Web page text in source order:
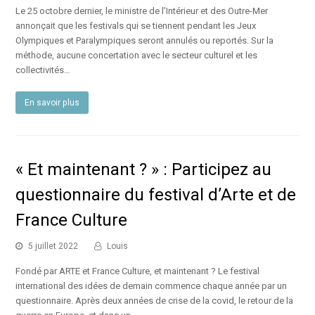
Le 25 octobre dernier, le ministre de l’Intérieur et des Outre-Mer
annonçait que les festivals qui se tiennent pendant les Jeux
Olympiques et Paralympiques seront annulés ou reportés. Sur la
méthode, aucune concertation avec le secteur culturel et les
collectivités…
En savoir plus
« Et maintenant ? » : Participez au
questionnaire du festival d’Arte et de
France Culture
5 juillet 2022 Louis
Fondé par ARTE et France Culture, et maintenant ? Le festival
international des idées de demain commence chaque année par un
questionnaire. Après deux années de crise de la covid, le retour de la